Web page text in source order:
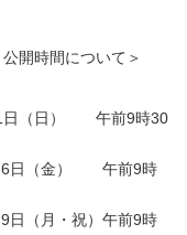
開時間について＞
1日（日） 午前9時30
金） 午前9時
・祝）午前9時